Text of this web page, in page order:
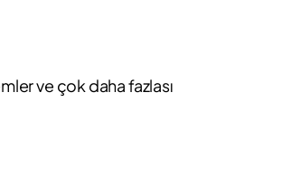
ve çok daha fazlası